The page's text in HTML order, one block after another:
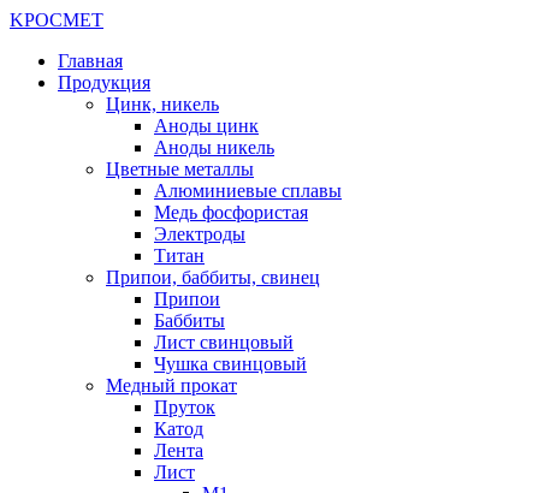
KРОСМЕТ
Главная
Продукция
Цинк, никель
Аноды цинк
Аноды никель
Цветные металлы
Алюминиевые сплавы
Медь фосфористая
Электроды
Титан
Припои, баббиты, свинец
Припои
Баббиты
Лист свинцовый
Чушка свинцовый
Медный прокат
Пруток
Катод
Лента
Лист